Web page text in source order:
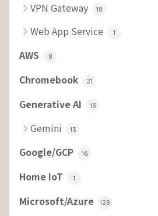
VPN Gateway 18
Web App Service 1
AWS 8
Chromebook 21
Generative AI 13
Gemini 13
Google/GCP 16
Home IoT 1
Microsoft/Azure 128